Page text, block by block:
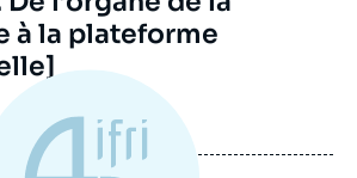
à la plateforme